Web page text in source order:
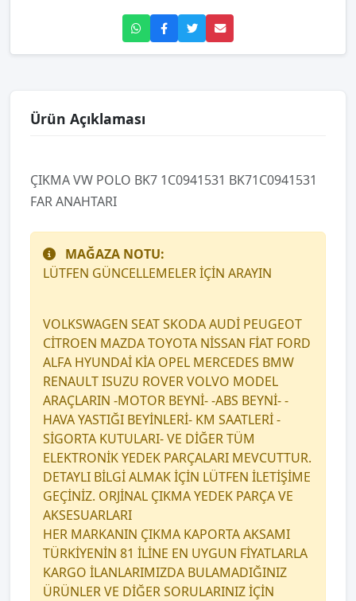
Ürün Açıklaması
ÇIKMA VW POLO BK7 1C0941531 BK71C0941531
FAR ANAHTARI
MAĞAZA NOTU:
LÜTFEN GÜNCELLEMELER İÇİN ARAYIN
VOLKSWAGEN SEAT SKODA AUDİ PEUGEOT
CİTROEN MAZDA TOYOTA NİSSAN FİAT FORD
ALFA HYUNDAİ KİA OPEL MERCEDES BMW
RENAULT ISUZU ROVER VOLVO MODEL
ARAÇLARIN -MOTOR BEYNİ- -ABS BEYNİ- -
HAVA YASTIĞI BEYİNLERİ- KM SAATLERİ -
SİGORTA KUTULARI- VE DİĞER TÜM
ELEKTRONİK YEDEK PARÇALARI MEVCUTTUR.
DETAYLI BİLGİ ALMAK İÇİN LÜTFEN İLETİŞİME
GEÇİNİZ. ORJİNAL ÇIKMA YEDEK PARÇA VE
AKSESUARLARI
HER MARKANIN ÇIKMA KAPORTA AKSAMI
TÜRKİYENİN 81 İLİNE EN UYGUN FİYATLARLA
KARGO İLANLARIMIZDA BULAMADIĞINIZ
ÜRÜNLER VE DİĞER SORULARINIZ İÇİN